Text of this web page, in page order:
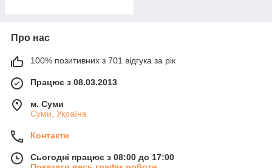
Про нас
100% позитивних з 701 відгука за рік
Працює з 08.03.2013
м. Суми
Суми, Україна
Контакти
Сьогодні працює з 08:00 до 17:00